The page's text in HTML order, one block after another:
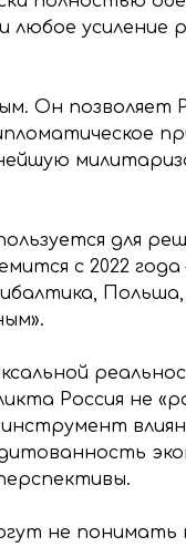
усиление
Он позволяет
для
с 2022
Россия не
не